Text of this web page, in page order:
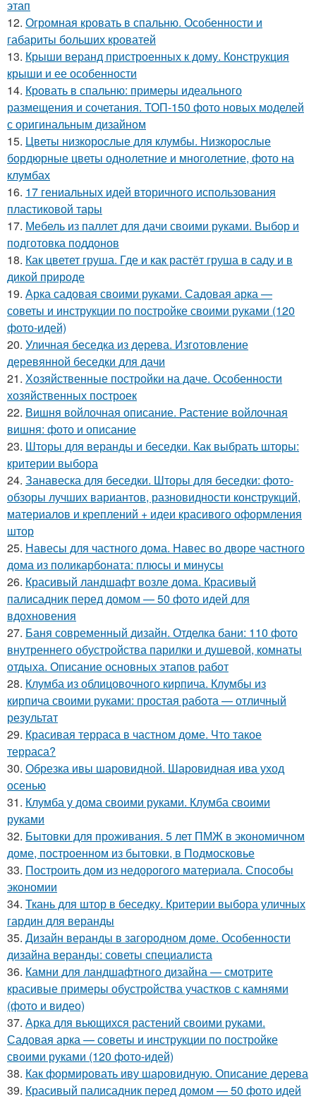
этап
12. Огромная кровать в спальню. Особенности и
габариты больших кроватей
13. Крыши веранд пристроенных к дому. Конструкция
крыши и ее особенности
14. Кровать в спальню: примеры идеального
размещения и сочетания. ТОП-150 фото новых моделей
с оригинальным дизайном
15. Цветы низкорослые для клумбы. Низкорослые
бордюрные цветы однолетние и многолетние, фото на
клумбах
16. 17 гениальных идей вторичного использования
пластиковой тары
17. Мебель из паллет для дачи своими руками. Выбор и
подготовка поддонов
18. Как цветет груша. Где и как растёт груша в саду и в
дикой природе
19. Арка садовая своими руками. Садовая арка —
советы и инструкции по постройке своими руками (120
фото-идей)
20. Уличная беседка из дерева. Изготовление
деревянной беседки для дачи
21. Хозяйственные постройки на даче. Особенности
хозяйственных построек
22. Вишня войлочная описание. Растение войлочная
вишня: фото и описание
23. Шторы для веранды и беседки. Как выбрать шторы:
критерии выбора
24. Занавеска для беседки. Шторы для беседки: фото-
обзоры лучших вариантов, разновидности конструкций,
материалов и креплений + идеи красивого оформления
штор
25. Навесы для частного дома. Навес во дворе частного
дома из поликарбоната: плюсы и минусы
26. Красивый ландшафт возле дома. Красивый
палисадник перед домом — 50 фото идей для
вдохновения
27. Баня современный дизайн. Отделка бани: 110 фото
внутреннего обустройства парилки и душевой, комнаты
отдыха. Описание основных этапов работ
28. Клумба из облицовочного кирпича. Клумбы из
кирпича своими руками: простая работа — отличный
результат
29. Красивая терраса в частном доме. Что такое
терраса?
30. Обрезка ивы шаровидной. Шаровидная ива уход
осенью
31. Клумба у дома своими руками. Клумба своими
руками
32. Бытовки для проживания. 5 лет ПМЖ в экономичном
доме, построенном из бытовки, в Подмосковье
33. Построить дом из недорогого материала. Способы
экономии
34. Ткань для штор в беседку. Критерии выбора уличных
гардин для веранды
35. Дизайн веранды в загородном доме. Особенности
дизайна веранды: советы специалиста
36. Камни для ландшафтного дизайна — смотрите
красивые примеры обустройства участков с камнями
(фото и видео)
37. Арка для вьющихся растений своими руками.
Садовая арка — советы и инструкции по постройке
своими руками (120 фото-идей)
38. Как формировать иву шаровидную. Описание дерева
39. Красивый палисадник перед домом — 50 фото идей